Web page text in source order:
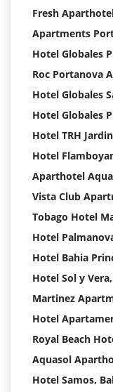
Fresh
Apartments
Hotel Globales
Roc Portanova
Hotel Globales
Hotel Globales
Hotel TRH
Hotel
Aparthotel
Vista Club
Tobago Hotel
Hotel
Hotel Bahia
Hotel Sol y
Martinez
Hotel
Royal Beach
Aquasol
Hotel Samos,